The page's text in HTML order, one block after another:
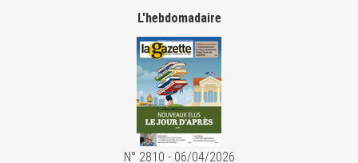
L'hebdomadaire
N° 2810 - 06/04/2026